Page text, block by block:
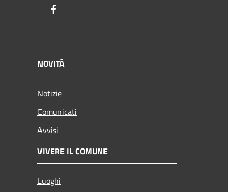
NOVITÀ
Notizie
Comunicati
Avvisi
VIVERE IL COMUNE
Luoghi